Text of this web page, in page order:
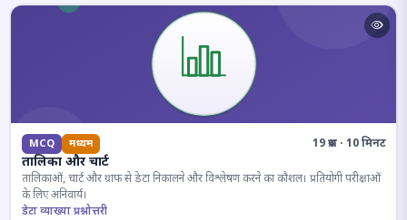
MCQ मध्यम 19 प्रश्न · 10 मिनट
तालिका और चार्ट
तालिकाओं, चार्ट और ग्राफ से डेटा निकालने और विश्लेषण करने का कौशल। प्रतियोगी परीक्षाओं
के लिए अनिवार्य।
डेटा व्याख्या प्रश्नोत्तरी